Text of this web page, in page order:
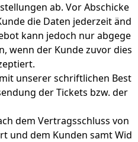
ab. Vor Abschicke
die Daten jederzeit änd
kann jedoch nur abgege
wenn der Kunde zuvor dies
unserer schriftlichen Best
der Tickets bzw. der
dem Vertragsschluss von
und dem Kunden samt Wid